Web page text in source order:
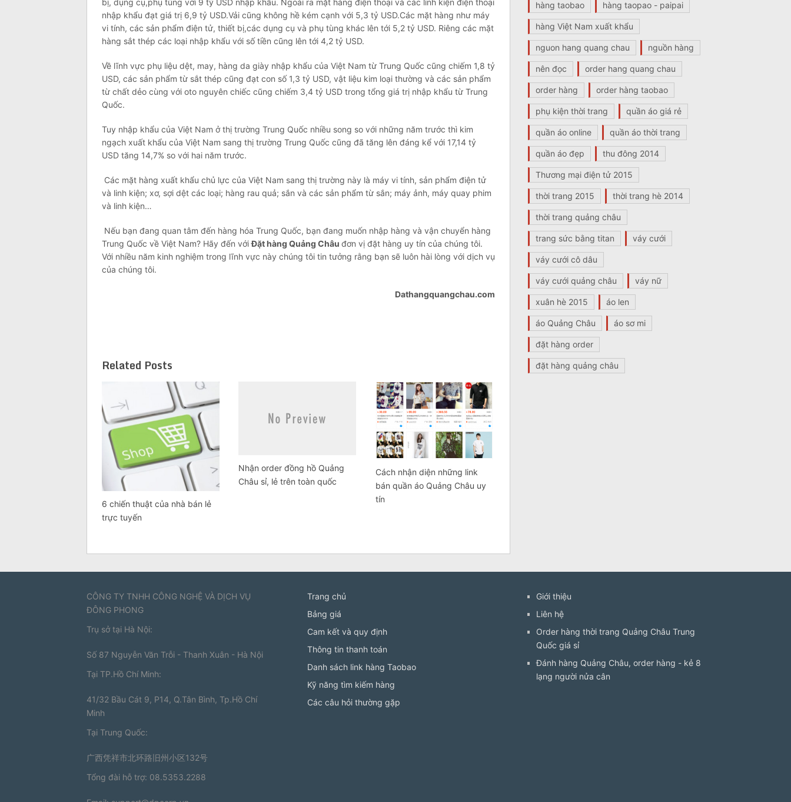
nhập khẩu đạt giá trị 6,9 tỷ USD.Vải cũng không hề kém cạnh với 5,3 tỷ USD.Các mặt hàng như máy
vi tính, các sản phẩm điện tử, thiết bị,các dụng cụ và phụ tùng khác lên tới 5,2 tỷ USD. Riêng các mặt
hàng sắt thép các loại nhập khẩu với số tiền cũng lên tới 4,2 tỷ USD.
Về lĩnh vực phụ liệu dệt, may, hàng da giày nhập khẩu của Việt Nam từ Trung Quốc cũng chiếm 1,8 tỷ
USD, các sản phẩm từ sắt thép cũng đạt con số 1,3 tỷ USD, vật liệu kim loại thường và các sản phẩm
từ chất dẻo cùng với oto nguyên chiếc cũng chiếm 3,4 tỷ USD trong tổng giá trị nhập khẩu từ Trung
Quốc.
Tuy nhập khẩu của Việt Nam ở thị trường Trung Quốc nhiều song so với những năm trước thì kim
ngạch xuất khẩu của Việt Nam sang thị trường Trung Quốc cũng đã tăng lên đáng kể với 17,14 tỷ
USD tăng 14,7% so với hai năm trước.
Các mặt hàng xuất khẩu chủ lực của Việt Nam sang thị trường này là máy vi tính, sản phẩm điện tử
và linh kiện; xơ, sợi dệt các loại; hàng rau quả; sắn và các sản phẩm từ sắn; máy ảnh, máy quay phim
và linh kiện…
Nếu bạn đang quan tâm đến hàng hóa Trung Quốc, bạn đang muốn nhập hàng và vận chuyển hàng
Trung Quốc về Việt Nam? Hãy đến vớiĐặt hàng Quảng Châu đơn vị đặt hàng uy tín của chúng tôi.
Với nhiều năm kinh nghiệm trong lĩnh vực này chúng tôi tin tưởng rằng bạn sẽ luôn hài lòng với dịch vụ
của chúng tôi.
Dathangquangchau.com
Related Posts
6 chiến thuật của nhà bán lẻ
trực tuyến
Nhận order đồng hồ Quảng
Châu sỉ, lẻ trên toàn quốc
Cách nhận diện những link
bán quần áo Quảng Châu uy
tín
hàng taobao hàng taopao - paipai
hàng Việt Nam xuất khẩu
nguon hang quang chau nguồn hàng
nên đọc order hang quang chau
order hàng order hàng taobao
phụ kiện thời trang quần áo giá rẻ
quần áo online quần áo thời trang
quần áo đẹp thu đông 2014
Thương mại điện tử 2015
thời trang 2015 thời trang hè 2014
thời trang quảng châu
trang sức bằng titan váy cưới
váy cưới cô dâu
váy cưới quảng châu váy nữ
xuân hè 2015 áo len
áo Quảng Châu áo sơ mi
đặt hàng order
đặt hàng quảng châu
CÔNG TY TNHH CÔNG NGHỆ VÀ DỊCH VỤ
ĐÔNG PHONG
Trụ sở tại Hà Nội:
Số 87 Nguyễn Văn Trỗi - Thanh Xuân - Hà Nội
Tại TP.Hồ Chí Minh:
41/32 Bầu Cát 9, P14, Q.Tân Bình, Tp.Hồ Chí
Minh
Tại Trung Quốc:
广西凭祥市北环路旧州小区132号
Tổng đài hỗ trợ: 08.5353.2288
Trang chủ
Bảng giá
Cam kết và quy định
Thông tin thanh toán
Danh sách link hàng Taobao
Kỹ năng tìm kiếm hàng
Các câu hỏi thường gặp
Giới thiệu
Liên hệ
Order hàng thời trang Quảng Châu Trung
Quốc giá sỉ
Đánh hàng Quảng Châu, order hàng - kẻ 8
lạng người nửa cân